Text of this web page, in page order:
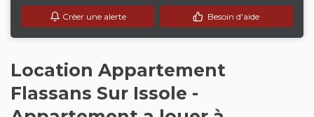
Expertise
Nos métiers
L'agence
Créer une alerte Besoin d'aide
Location Appartement
Flassans Sur Issole -